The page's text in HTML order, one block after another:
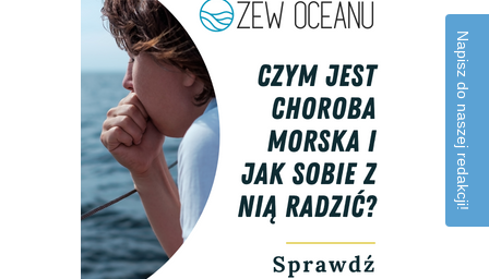
Napisz do naszej redakcji!